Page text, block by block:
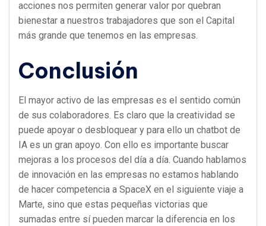
acciones nos permiten generar valor por quebran
bienestar a nuestros trabajadores que son el Capital
más grande que tenemos en las empresas.
Conclusión
El mayor activo de las empresas es el sentido común
de sus colaboradores. Es claro que la creatividad se
puede apoyar o desbloquear y para ello un chatbot de
IA es un gran apoyo. Con ello es importante buscar
mejoras a los procesos del día a día. Cuando hablamos
de innovación en las empresas no estamos hablando
de hacer competencia a SpaceX en el siguiente viaje a
Marte, sino que estas pequeñas victorias que
sumadas entre sí pueden marcar la diferencia en los